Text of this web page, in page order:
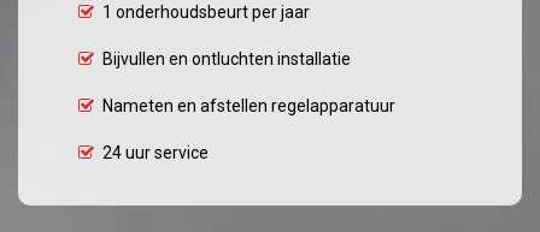
1 onderhoudsbeurt per jaar
Bijvullen en ontluchten installatie
Nameten en afstellen regelapparatuur
24 uur service